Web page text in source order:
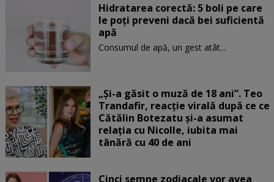
Hidratarea corectă: 5 boli pe care
le poți preveni dacă bei suficientă
apă
Consumul de apă, un gest atât...
„Și-a găsit o muză de 18 ani”. Teo
Trandafir, reacție virală după ce ce
Cătălin Botezatu și-a asumat
relația cu Nicolle, iubita mai
tânără cu 40 de ani
Cinci semne zodiacale vor avea